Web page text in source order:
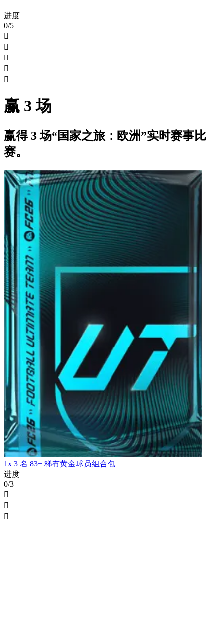
进度
0/5





赢 3 场
赢得 3 场“国家之旅：欧洲”实时赛事比
赛。
1x 3 名 83+ 稀有黄金球员组合包
进度
0/3


